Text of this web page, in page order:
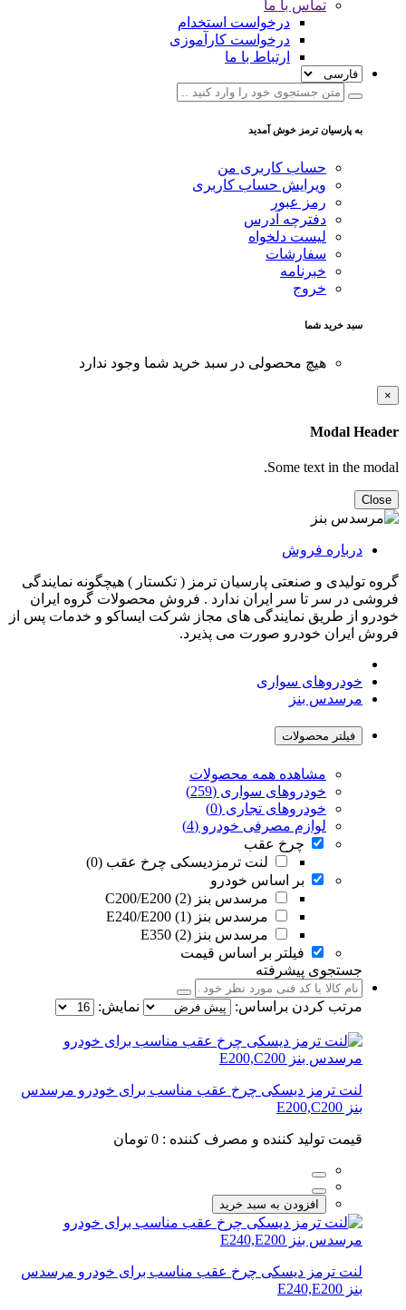
تماس با ما
درخواست استخدام
درخواست کارآموزی
ارتباط با ما
به پارسیان ترمز خوش آمدید
حساب کاربری من
ویرایش حساب کاربری
رمز عبور
دفترچه آدرس
لیست دلخواه
سفارشات
خبرنامه
خروج
سبد خرید شما
هیچ محصولی در سبد خرید شما وجود ندارد
×
Modal Header
Some text in the modal.
Close
درباره فروش
گروه تولیدی و صنعتی پارسیان ترمز ( تکستار ) هیچگونه نمایندگی
فروشی در سر تا سر ایران ندارد . فروش محصولات گروه ایران
خودرو از طریق نمایندگی های مجاز شرکت ایساکو و خدمات پس از
فروش ایران خودرو صورت می پذیرد.
خودروهای سواری
مرسدس بنز
فیلتر محصولات
مشاهده همه محصولات
خودروهای سواری (259)
خودروهای تجاری (0)
لوازم مصرفی خودرو (4)
چرخ عقب
لنت ترمزدیسکی چرخ عقب (0)
بر اساس خودرو
مرسدس بنز C200/E200 (2)
مرسدس بنز E240/E200 (1)
مرسدس بنز E350 (2)
فیلتر بر اساس قیمت
جستجوی پیشرفته
مرتب کردن براساس: نمایش:
لنت ترمز دیسکی چرخ عقب مناسب برای خودرو مرسدس
بنز E200,C200
قیمت تولید کننده و مصرف کننده : 0 تومان
افزودن به سبد خرید
لنت ترمز دیسکی چرخ عقب مناسب برای خودرو مرسدس
بنز E240,E200